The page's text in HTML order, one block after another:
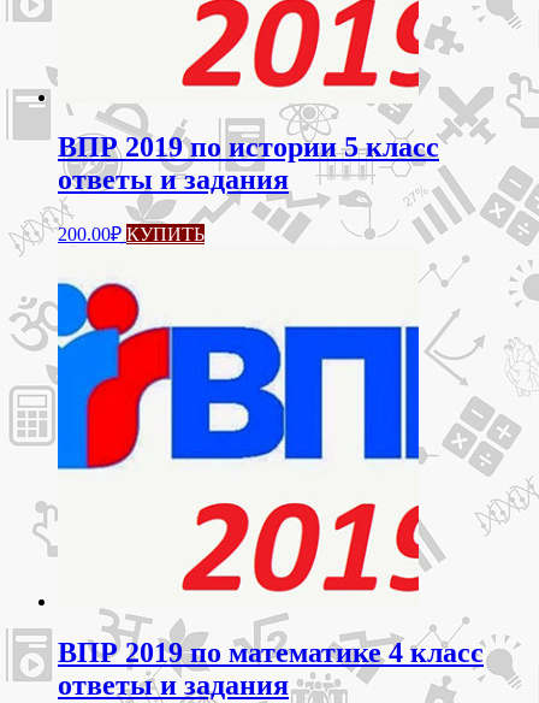
ВПР 2019 по истории 5 класс
ответы и задания
200.00₽ КУПИТЬ
ВПР 2019 по математике 4 класс
ответы и задания